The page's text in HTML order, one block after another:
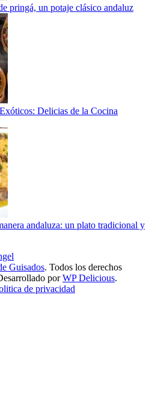
pringá, un potaje clásico andaluz
Delicias de la Cocina
andaluza: un plato tradicional y
Guisados. Todos los derechos
porWP Delicious.
de privacidad